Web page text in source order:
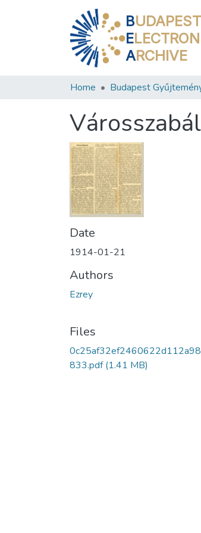
BUDAPEST
E
ARCHIVE
Home Budapest
Date
1914-01-21
Authors
Ezrey
Files
833.pdf(1.41 MB)